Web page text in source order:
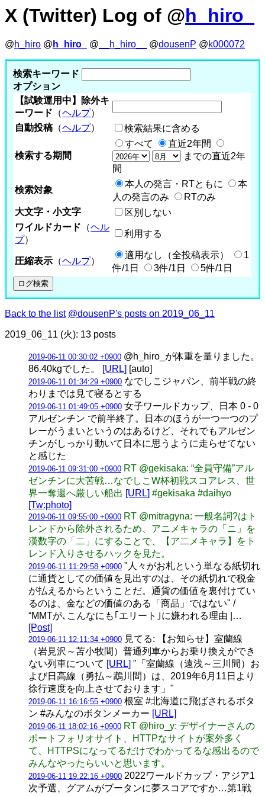
X (Twitter) Log of @h_hiro_
@h_hiro @ h_hiro_ @ __h_hiro__ @dousenP @k000072
検索キーワード
オプション
【試験運用中】除外キ
ーワード （ヘルプ）
自動投稿 （ヘルプ） 検索結果に含める
検索する期間
すべて
直近2年間
までの直近2年
間
検索対象
本人の発言・RTともに
本
人の発言のみ
RTのみ
大文字・小文字
区別しない
ワイルドカード （ヘル
プ）
利用する
圧縮表示 （ヘルプ）
適用なし（全投稿表示）
1
件/1日
3件/1日 5件/1日
Back to the list @dousenP's posts on 2019_06_11
2019_06_11 (火): 13 posts
2019-06-11 00:30:02 +0900 @h_hiro_が体重を量りました。
86.40kgでした。
[URL] [auto]
2019-06-11 01:34:29 +0900 なでしこジャパン、前半戦の終
わりまでは見て寝るとする
2019-06-11 01:49:05 +0900 女子ワールドカップ、日本 0 - 0
アルゼンチン で前半終了。日本のほうが一つ一つのプ
レーがうまいというのはあるけど、それでもアルゼン
チンがしっかり動いて日本に思うように走らせてない
と感じた
2019-06-11 09:31:00 +0900 RT @gekisaka: “全員守備”アル
ゼンチンに大苦戦…なでしこW杯初戦スコアレス、世
界一奪還へ厳しい船出 [URL] #gekisaka #daihyo
[Tw:photo]
2019-06-11 09:55:00 +0900 RT @mitragyna: 一般名詞?はト
レンドから除外されるため、アニメキャラの「ニ」を
漢数字の「二」にすることで、【ア二メキャラ】をト
レンド入りさせるハックを見た。
2019-06-11 11:29:58 +0900 "人々がお札という単なる紙切れ
に通貨としての価値を見出すのは、その紙切れで税金
が払えるからということだ。通貨の価値を裏付けてい
るのは、金などの価値のある「商品」ではない" /
“MMTが､こんなにも｢エリート｣に嫌われる理由 |…
[Post]
2019-06-11 12:11:34 +0900 見てる: 【お知らせ】室蘭線
（岩見沢～苫小牧間）普通列車からお乗り換えができ
ない列車について [URL] "「室蘭線（遠浅～三川間）お
よび日高線（勇払～鵡川間）は、2019年6月11日より
徐行速度を向上させております」"
2019-06-11 16:16:55 +0900 根室 #北海道に飛ばされるボタ
ン #みんなのボタンメーカー [URL]
2019-06-11 18:02:16 +0900 RT @hiro_y: デザイナーさんの
ポートフォリオサイト、HTTPなサイトが案外多く
て、HTTPSになってるだけでわかってるな感出るので
みんなやったらいいと思います。
2019-06-11 19:22:16 +0900 2022ワールドカップ・アジア1
次予選、グアムがブータンに夢スコアですか…第1戦